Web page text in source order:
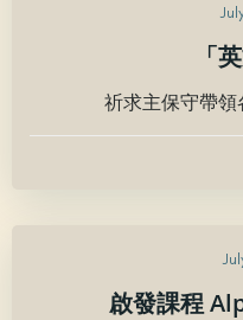
「
祈求主保守帶領
啟發課程